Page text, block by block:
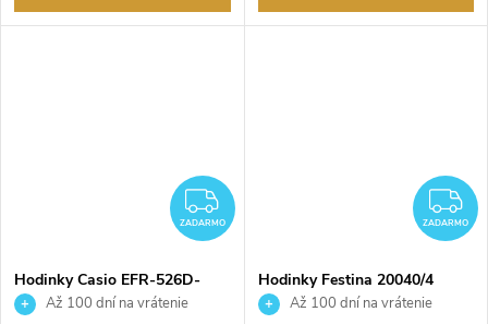
ZADARMO
ZADARMO
Hodinky Casio EFR-526D-
1AVUEFAž 100 dní na vrátenie
ZADARMO
Hodinky Festina 20040/4
Až 100 dní na vrátenie